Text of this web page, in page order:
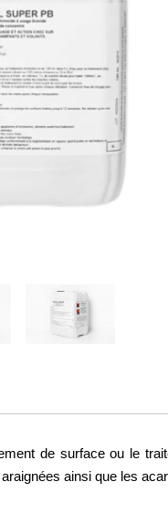
de surface ou le
ainsi que les